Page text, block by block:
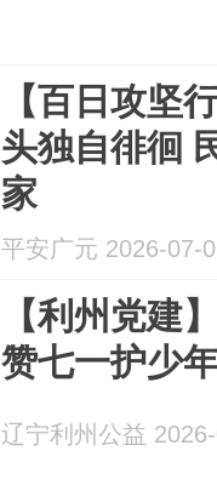
【百日攻坚
头独自徘徊
家
平安广元 2026-07-
【利州党建
赞七一护少
辽宁利州公益